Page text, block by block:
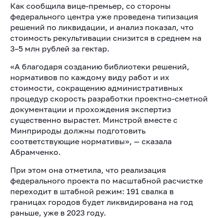
Как сообщила вице-премьер, со стороны
федерального центра уже проведена типизация
решений по ликвидации, и анализ показал, что
стоимость рекультивации снизится в среднем на
3–5 млн рублей за гектар.
«А благодаря созданию библиотеки решений,
нормативов по каждому виду работ и их
стоимости, сокращению административных
процедур скорость разработки проектно-сметной
документации и прохождения экспертиз
существенно вырастет. Минстрой вместе с
Минприроды должны подготовить
соответствующие нормативы», — сказала
Абрамченко.
При этом она отметила, что реализация
федерального проекта по масштабной расчистке
переходит в штабной режим: 191 свалка в
границах городов будет ликвидирована на год
раньше, уже в 2023 году.